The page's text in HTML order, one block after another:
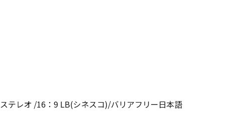
テレオ /16：9 LB(シネスコ)/バリアフリー日本語